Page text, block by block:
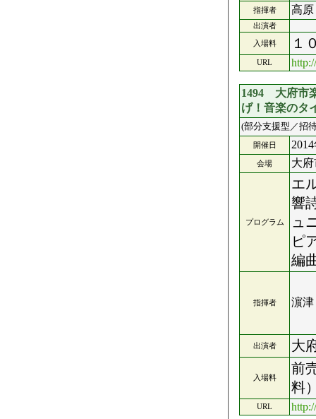
指揮者 高
出演者
入場料 １
URL
1494 大府市
げ！音楽のタ
(部分支援型／招
開催日
会場 大
プログラム
エ
響
ュ
ピ
編
指揮者 濵
出演者 大
入場料
前
料
URL